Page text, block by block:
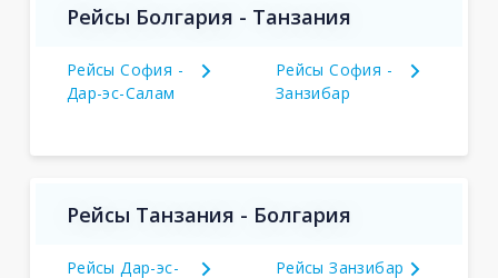
Рейсы Болгария - Танзания
Рейсы София -
Дар-эс-Салам
Рейсы София -
Занзибар
Рейсы Танзания - Болгария
Рейсы Дар-эс-
Рейсы Занзибар